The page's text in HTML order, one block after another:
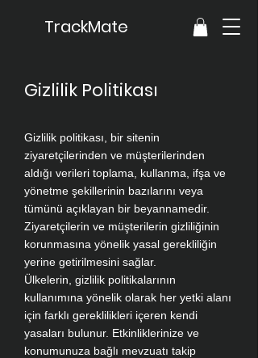
TrackMate
Gizlilik Politikası
Gizlilik politikası, bir sitenin
ziyaretçilerinden ve müşterilerinden
aldığı verileri toplama, kullanma, ifşa ve
yönetme şekillerinin bazılarını veya
tümünü açıklayan bir beyannamedir.
Ziyaretçilerin ve müşterilerin gizliliğinin
korunmasına yönelik yasal gerekliliğin
yerine getirilmesini sağlar.
Ülkelerin, gizlilik politikalarının
kullanımına yönelik olarak her yetki alanı
için farklı gereklilikleri içeren kendi
yasaları bulunur. Etkinliklerinize ve
konumunuza bağlı mevzuatı takip